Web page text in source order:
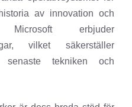
av innovation och
Microsoft erbjuder
vilket säkerställer
senaste tekniken och